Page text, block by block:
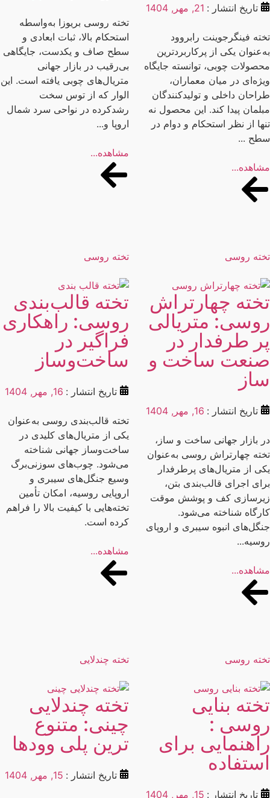
تاریخ انتشار : 21, مهر, 1404
فینگرجوینت رابروود
یکی از پرکاربردترین
چوبی، توانسته جایگاه
در میان معماران،
داخلی و تولیدکنندگان
پیدا کند. این محصول نه
از نظر استحکام و دوام در
...
تخته روسی بریوزا به‌واسطه
استحکام بالا، ثبات ابعادی و
سطح صاف و یکدست، جایگاهی
بی‌رقیب در بازار جهانی
متریال‌های چوبی یافته است. این
الوار که از توس سخت
رشد‌کرده در نواحی سرد شمال
اروپا و...
مشاهده...
روسی
چهارتراش
متریالی
طرفدار در
ساخت و
تاریخ انتشار : 16, مهر, 1404
بازار جهانی ساخت و ساز،
چهارتراش روسی به‌عنوان
از متریال‌های پرطرفدار
اجرای قالب‌بندی بتن،
کف و پوشش موقت
شناخته می‌شود.
انبوه سیبری و اروپای
تخته روسی
تخته قالب‌بندی
روسی: راهکاری
فراگیر در
ساخت‌وساز
تاریخ انتشار : 16, مهر, 1404
تخته قالب‌بندی روسی به‌عنوان
یکی از متریال‌های کلیدی در
ساخت‌وساز جهانی شناخته
می‌شود. چوب‌های سوزنی‌برگ
وسیع جنگل‌های سیبری و
اروپایی روسیه، امکان تأمین
تخته‌هایی با کیفیت بالا را فراهم
کرده است.
مشاهده...
روسی
بنایی
:
برای
تاریخ انتشار : 15, مهر, 1404
تخته چندلایی
تخته چندلایی
چینی: متنوع
ترین پلی وودها
تاریخ انتشار : 15, مهر, 1404